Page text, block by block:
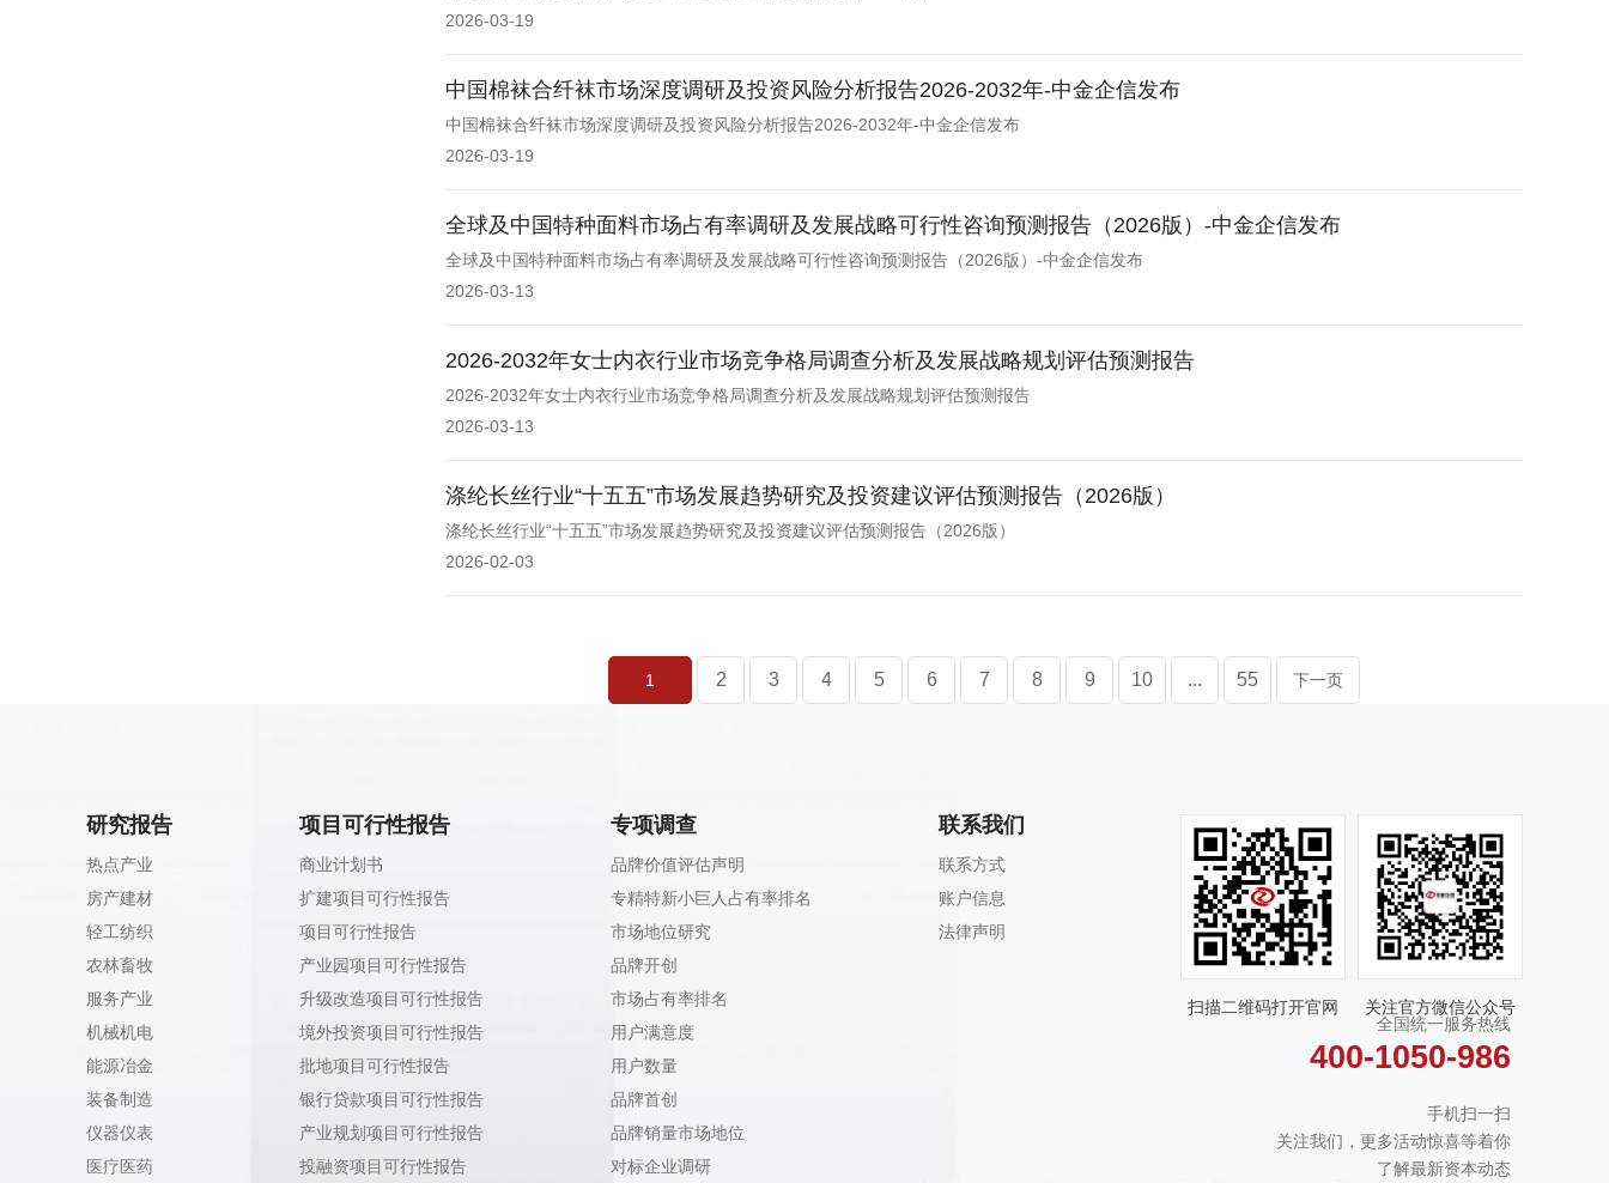
2026-03-19
中国棉袜合纤袜市场深度调研及投资风险分析报告2026-2032年-中金企信发布
中国棉袜合纤袜市场深度调研及投资风险分析报告2026-2032年-中金企信发布
2026-03-19
全球及中国特种面料市场占有率调研及发展战略可行性咨询预测报告（2026版）-中金企信发布
全球及中国特种面料市场占有率调研及发展战略可行性咨询预测报告（2026版）-中金企信发布
2026-03-13
2026-2032年女士内衣行业市场竞争格局调查分析及发展战略规划评估预测报告
2026-2032年女士内衣行业市场竞争格局调查分析及发展战略规划评估预测报告
2026-03-13
涤纶长丝行业“十五五”市场发展趋势研究及投资建议评估预测报告（2026版）
涤纶长丝行业“十五五”市场发展趋势研究及投资建议评估预测报告（2026版）
2026-02-03
1 2 3 4 5 6 7 8 9 10 ... 55 下一页
研究报告
热点产业
房产建材
轻工纺织
农林畜牧
服务产业
机械机电
能源冶金
装备制造
仪器仪表
医疗医药
项目可行性报告
商业计划书
扩建项目可行性报告
项目可行性报告
产业园项目可行性报告
升级改造项目可行性报告
境外投资项目可行性报告
批地项目可行性报告
银行贷款项目可行性报告
产业规划项目可行性报告
投融资项目可行性报告
专项调查
品牌价值评估声明
专精特新小巨人占有率排名
市场地位研究
品牌开创
市场占有率排名
用户满意度
用户数量
品牌首创
品牌销量市场地位
对标企业调研
联系我们
联系方式
账户信息
法律声明
扫描二维码打开官网
关注官方微信公众号
全国统一服务热线
400-1050-986
手机扫一扫
关注我们，更多活动惊喜等着你
了解最新资本动态